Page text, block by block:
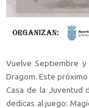
Vuelve Septiembre
Dragom. Este
Casa de la Juventud
dedicas al juego: